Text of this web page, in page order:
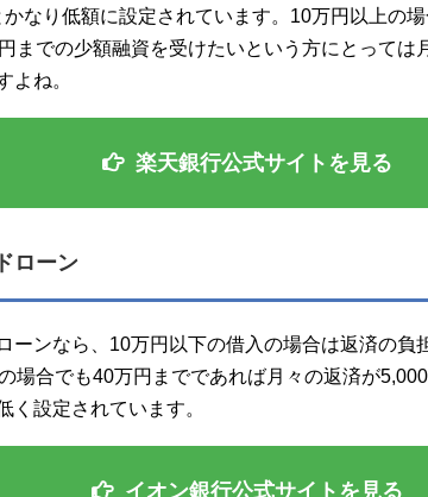
なり低額に設定されています。10万円以上の
までの少額融資を受けたいという方にとっては
よね。
楽天銀行公式サイトを見る
ローン
ーンなら、10万円以下の借入の場合は返済の負
場合でも40万円までであれば月々の返済が
く設定されています。
イオン銀行公式サイトを見る